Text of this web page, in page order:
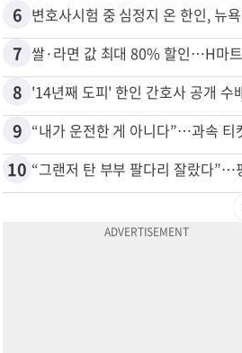
6
7
8
9
10